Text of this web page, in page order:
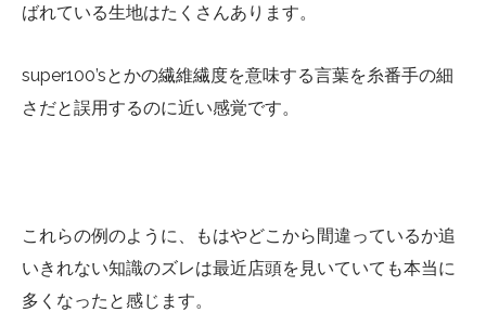
ばれている生地はたくさんあります。
super100’sとかの繊維繊度を意味する言葉を糸番手の細
さだと誤用するのに近い感覚です。
これらの例のように、もはやどこから間違っているか追
いきれない知識のズレは最近店頭を見いていても本当に
多くなったと感じます。